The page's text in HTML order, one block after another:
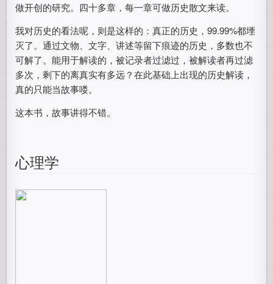
做开创的研究。四十多章，每一章可做历史散文来读。
我对历史的看法呢，则是这样的：真正的历史，99.99%都堙
灭了。通过文物、文字、讲述等留下痕迹的历史，多数也不
可解了。能用于解读的，被记录者过滤过，被解读者再过滤
多次，剩下的离真实有多远？在此基础上出现的历史解读，
真的只能当故事喽。
这本书，故事讲得不错。
心理学